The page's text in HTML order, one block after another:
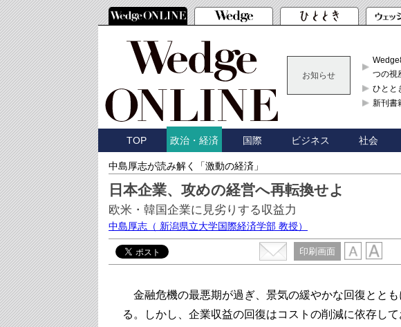
お知らせ
つの視
ひとと
新刊書
TOP 政治・経済 国際 ビジネス 社会
中島厚志が読み解く「激動の経済」
日本企業、攻めの経営へ再転換せよ
欧米・韓国企業に見劣りする収益力
中島厚志 （ 新潟県立大学国際経済学部 教授）
印刷画面
金融危機の最悪期が過ぎ、景気の緩やかな回復とと
る。しかし、企業収益の回復はコストの削減に依存し